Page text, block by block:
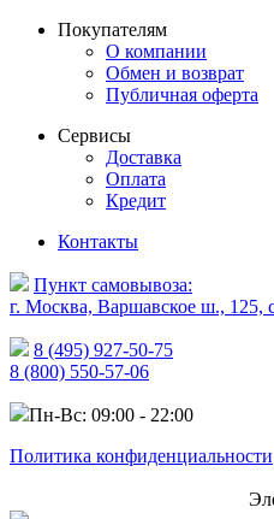
Покупателям
О компании
Обмен и возврат
Публичная оферта
Сервисы
Доставка
Оплата
Кредит
Контакты
Пункт самовывоза:
г. Москва, Варшавское ш., 125,
8 (495) 927-50-75
8 (800) 550-57-06
Пн-Вс: 09:00 - 22:00
Политика конфиденциальности